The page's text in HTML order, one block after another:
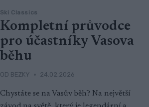
Ski Classics
Kompletní průvodce
pro účastníky Vasova
běhu
OD BEZKY 24.02.2026
Chystáte se na Vasův běh? Na největší